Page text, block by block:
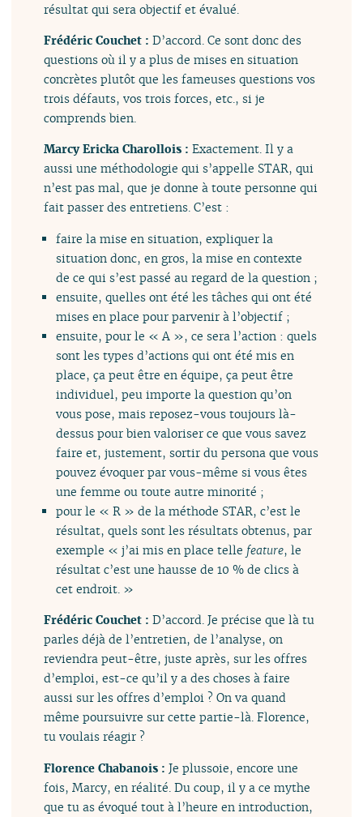
résultat qui sera objectif et évalué.
Frédéric Couchet :D’accord. Ce sont donc des
questions où il y a plus de mises en situation
concrètes plutôt que les fameuses questions vos
trois défauts, vos trois forces, etc., si je
comprends bien.
Marcy Ericka Charollois :Exactement. Il y a
aussi une méthodologie qui s’appelle STAR, qui
n’est pas mal, que je donne à toute personne qui
fait passer des entretiens. C’est :
faire la mise en situation, expliquer la
situation donc, en gros, la mise en contexte
de ce qui s’est passé au regard de la question ;
ensuite, quelles ont été les tâches qui ont été
mises en place pour parvenir à l’objectif ;
ensuite, pour le « A », ce sera l’action : quels
sont les types d’actions qui ont été mis en
place, ça peut être en équipe, ça peut être
individuel, peu importe la question qu’on
vous pose, mais reposez-vous toujours là-
dessus pour bien valoriser ce que vous savez
faire et, justement, sortir du persona que vous
pouvez évoquer par vous-même si vous êtes
une femme ou toute autre minorité ;
pour le « R » de la méthode STAR, c’est le
résultat, quels sont les résultats obtenus, par
exemple « j’ai mis en place telle feature, le
résultat c’est une hausse de 10 % de clics à
cet endroit. »
Frédéric Couchet :D’accord. Je précise que là tu
parles déjà de l’entretien, de l’analyse, on
reviendra peut-être, juste après, sur les offres
d’emploi, est-ce qu’il y a des choses à faire
aussi sur les offres d’emploi ? On va quand
même poursuivre sur cette partie-là. Florence,
tu voulais réagir ?
Florence Chabanois :Je plussoie, encore une
fois, Marcy, en réalité. Du coup, il y a ce mythe
que tu as évoqué tout à l’heure en introduction,